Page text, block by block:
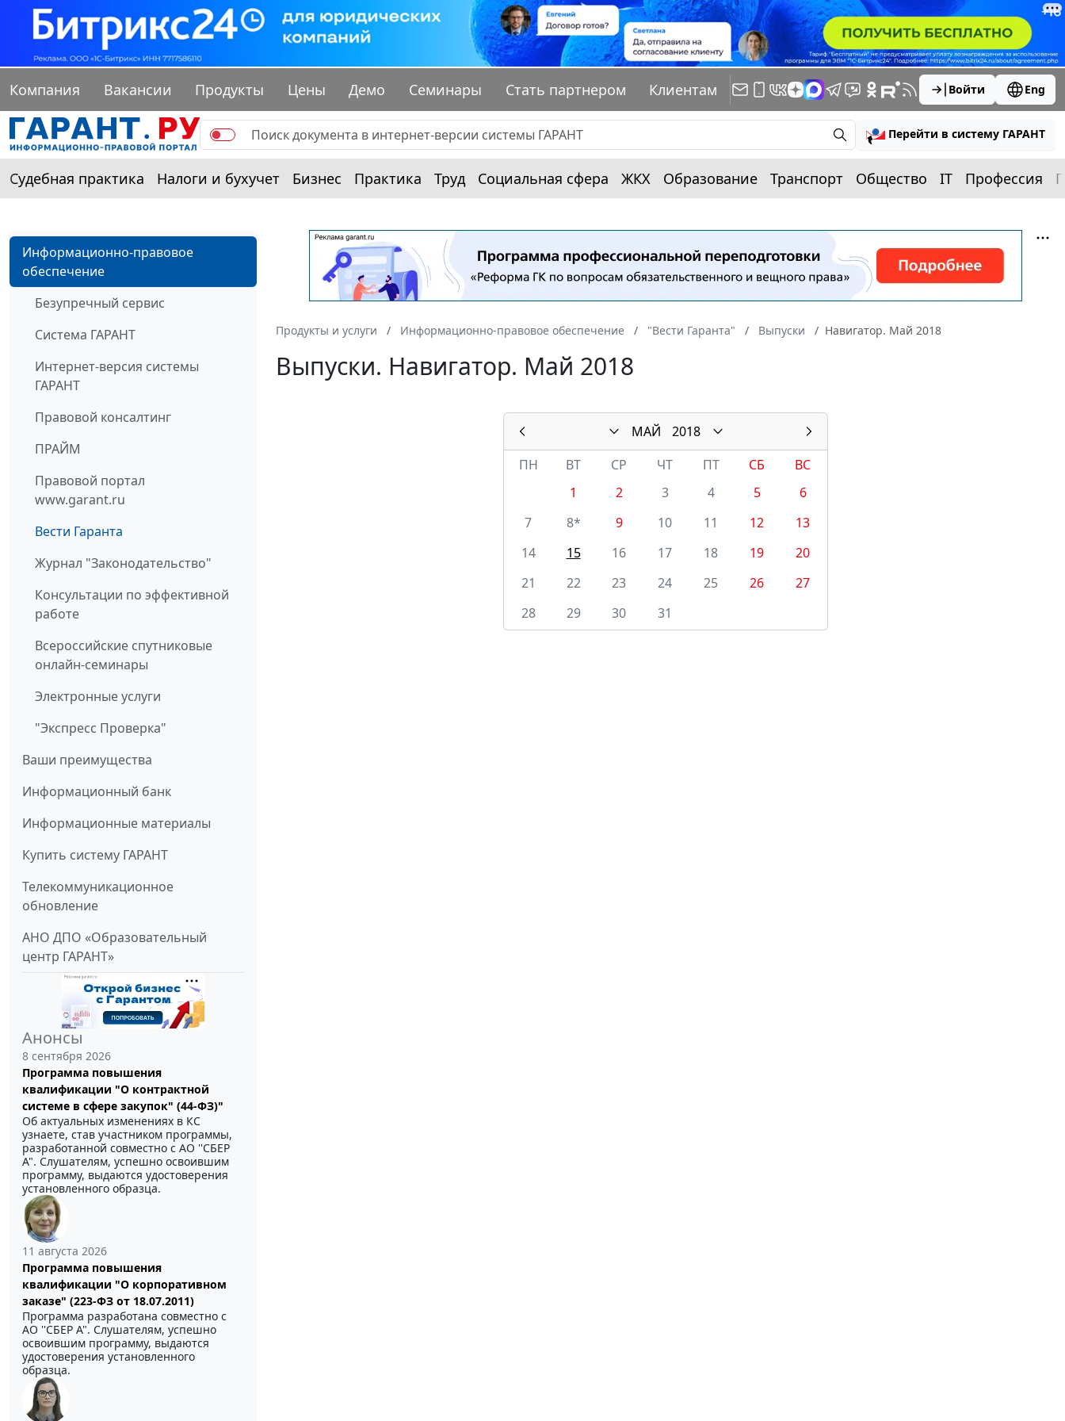
Компания Вакансии Продукты Цены Демо Семинары Стать партнером Клиентам Войти Eng
Перейти в систему ГАРАНТ
Судебная практика Налоги и бухучет Бизнес Практика Труд Социальная сфера ЖКХ Образование Транспорт Общество IT Профессия
Информационно-правовое
обеспечение
Безупречный сервис
Система ГАРАНТ
Интернет-версия системы
ГАРАНТ
Правовой консалтинг
ПРАЙМ
Правовой портал
www.garant.ru
Вести Гаранта
Журнал "Законодательство"
Консультации по эффективной
работе
Всероссийские спутниковые
онлайн-семинары
Электронные услуги
"Экспресс Проверка"
Ваши преимущества
Информационный банк
Информационные материалы
Купить систему ГАРАНТ
Телекоммуникационное
обновление
АНО ДПО «Образовательный
центр ГАРАНТ»
Анонсы
8 сентября 2026
Программа повышения
квалификации "О контрактной
системе в сфере закупок" (44-ФЗ)"
Об актуальных изменениях в КС
узнаете, став участником программы,
разработанной совместно с АО ''СБЕР
А". Слушателям, успешно освоившим
программу, выдаются удостоверения
установленного образца.
11 августа 2026
Программа повышения
квалификации "О корпоративном
заказе" (223-ФЗ от 18.07.2011)
Программа разработана совместно с
АО ''СБЕР А". Слушателям, успешно
освоившим программу, выдаются
удостоверения установленного
образца.
Продукты и услуги Информационно-правовое обеспечение "Вести Гаранта" Выпуски Навигатор. Май 2018
Выпуски. Навигатор. Май 2018
МАЙ
2018
ПН
ВТ СР ЧТ ПТ СБ
ВС
1
2 3 4 5
6
7
8* 9 10 11 12
13
14
15 16 17 18 19
20
21
22 23 24 25 26
27
28
29 30 31